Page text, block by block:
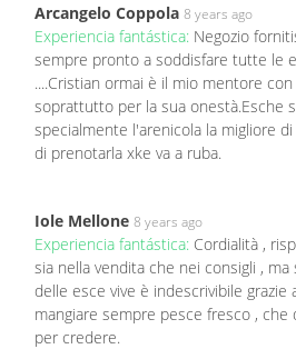
Arcangelo Coppola 8 years ago
Experiencia fantástica: Negozio
sempre pronto a soddisfare tutte le
....Cristian ormai è il mio mentore
soprattutto per la sua onestà.Esche
specialmente l'arenicola la migliore
di prenotarla xke va a ruba.
Iole Mellone 8 years ago
Experiencia fantástica: Cordialità ,
sia nella vendita che nei consigli ,
delle esce vive è indescrivibile grazie
mangiare sempre pesce fresco , che
per credere.